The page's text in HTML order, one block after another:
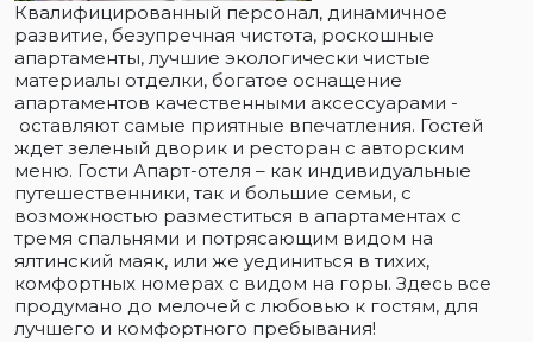
Квалифицированный персонал, динамичное
развитие, безупречная чистота, роскошные
апартаменты, лучшие экологически чистые
материалы отделки, богатое оснащение
апартаментов качественными аксессуарами -
оставляют самые приятные впечатления. Гостей
ждет зеленый дворик и ресторан с авторским
меню. Гости Апарт-отеля – как индивидуальные
путешественники, так и большие семьи, с
возможностью разместиться в апартаментах с
тремя спальнями и потрясающим видом на
ялтинский маяк, или же уединиться в тихих,
комфортных номерах с видом на горы. Здесь все
продумано до мелочей с любовью к гостям, для
лучшего и комфортного пребывания!